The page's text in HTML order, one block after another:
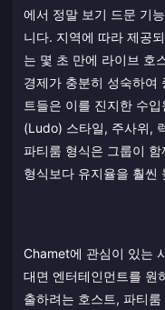
에서 정말 보기 드문 기
니다. 지역에 따라 제공
는 몇 초 만에 라이브 호
경제가 충분히 성숙하여
트들은 이를 진지한 수
(Ludo) 스타일, 주사위,
파티룸 형식은 그룹이
형식보다 유지율을 훨씬
Chamet에 관심이 있는
대면 엔터테인먼트를 원
출하려는 호스트, 파티